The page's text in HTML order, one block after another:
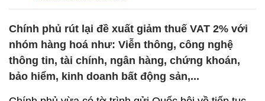
Chính phủ rút lại đề xuất giảm thuế VAT 2% với
nhóm hàng hoá như: Viễn thông, công nghệ
thông tin, tài chính, ngân hàng, chứng khoán,
bảo hiểm, kinh doanh bất động sản,...